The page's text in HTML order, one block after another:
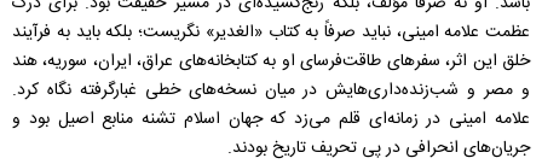
عظمت علامه امینی، نباید صرفاً به کتاب «الغدیر» نگریست؛ بلکه باید به فرآیند
خلق این اثر، سفرهای طاقت‌فرسای او به کتابخانه‌های عراق، ایران، سوریه، هند
و مصر و شب‌زنده‌داری‌هایش در میان نسخه‌های خطی غبارگرفته نگاه کرد.
علامه امینی در زمانه‌ای قلم می‌زد که جهان اسلام تشنه‌ منابع اصیل بود و
جریان‌های انحرافی در پی تحریف تاریخ بودند.